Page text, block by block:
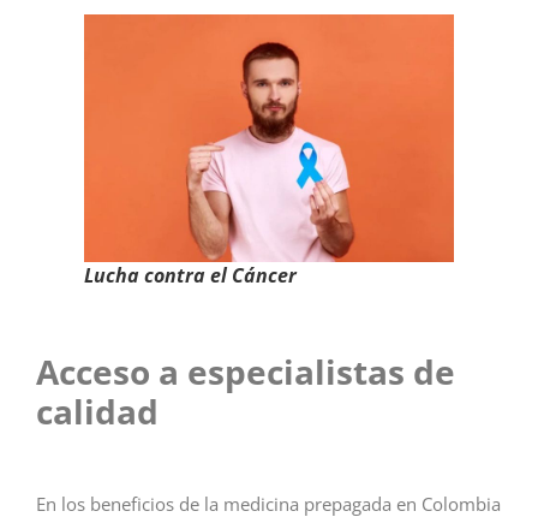
Lucha contra el Cáncer
Acceso a especialistas de
calidad
En los beneficios de la medicina prepagada en Colombia